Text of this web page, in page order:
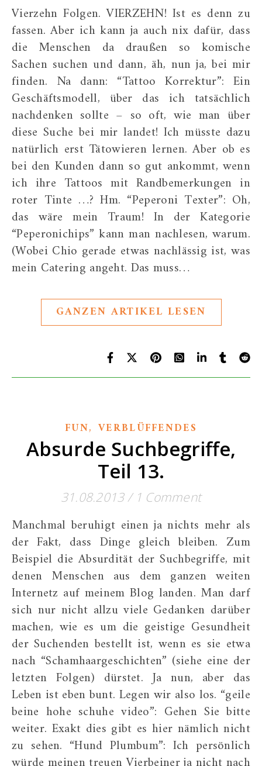
Vierzehn Folgen. VIERZEHN! Ist es denn zu
fassen. Aber ich kann ja auch nix dafür, dass
die Menschen da draußen so komische
Sachen suchen und dann, äh, nun ja, bei mir
finden. Na dann: “Tattoo Korrektur”: Ein
Geschäftsmodell, über das ich tatsächlich
nachdenken sollte – so oft, wie man über
diese Suche bei mir landet! Ich müsste dazu
natürlich erst Tätowieren lernen. Aber ob es
bei den Kunden dann so gut ankommt, wenn
ich ihre Tattoos mit Randbemerkungen in
roter Tinte …? Hm. “Peperoni Texter”: Oh,
das wäre mein Traum! In der Kategorie
“Peperonichips” kann man nachlesen, warum.
(Wobei Chio gerade etwas nachlässig ist, was
mein Catering angeht. Das muss…
GANZEN ARTIKEL LESEN
FUN, VERBLÜFFENDES
Absurde Suchbegriffe,
Teil 13.
31.08.2013/ 1 Comment
Manchmal beruhigt einen ja nichts mehr als
der Fakt, dass Dinge gleich bleiben. Zum
Beispiel die Absurdität der Suchbegriffe, mit
denen Menschen aus dem ganzen weiten
Internetz auf meinem Blog landen. Man darf
sich nur nicht allzu viele Gedanken darüber
machen, wie es um die geistige Gesundheit
der Suchenden bestellt ist, wenn es sie etwa
nach “Schamhaargeschichten” (siehe eine der
letzten Folgen) dürstet. Ja nun, aber das
Leben ist eben bunt. Legen wir also los. “geile
beine hohe schuhe video”: Gehen Sie bitte
weiter. Exakt dies gibt es hier nämlich nicht
zu sehen. “Hund Plumbum”: Ich persönlich